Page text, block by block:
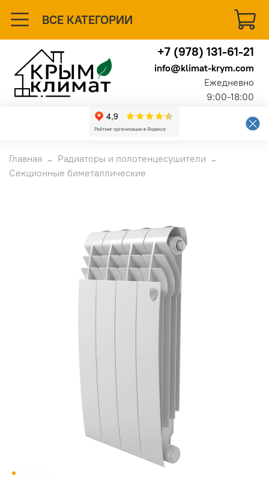
ВСЕ КАТЕГОРИИ
+7 (978) 131-61-21
info@klimat-krym.com
Ежедневно
9:00-18:00
Главная
Радиаторы и полотенцесушители
Секционные биметаллические